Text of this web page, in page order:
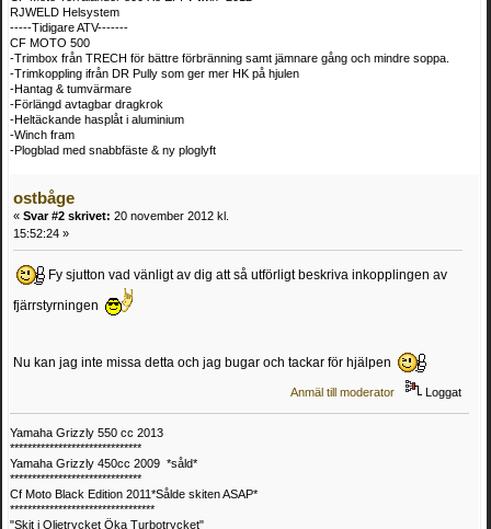
RJWELD Helsystem
-----Tidigare ATV-------
CF MOTO 500
-Trimbox från TRECH för bättre förbränning samt jämnare gång och mindre soppa.
-Trimkoppling ifrån DR Pully som ger mer HK på hjulen
-Hantag & tumvärmare
-Förlängd avtagbar dragkrok
-Heltäckande hasplåt i aluminium
-Winch fram
-Plogblad med snabbfäste & ny ploglyft
ostbåge
« Svar #2 skrivet: 20 november 2012 kl.
15:52:24 »
Fy sjutton vad vänligt av dig att så utförligt beskriva inkopplingen av
fjärrstyrningen
Nu kan jag inte missa detta och jag bugar och tackar för hjälpen
Anmäl till moderator Loggat
Yamaha Grizzly 550 cc 2013
******************************
Yamaha Grizzly 450cc 2009 *såld*
******************************
Cf Moto Black Edition 2011*Sålde skiten ASAP*
*********************************
"Skit i Oljetrycket Öka Turbotrycket"